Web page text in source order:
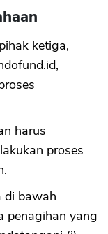
ketiga,
harus
proses
di bawah
penagihan yang